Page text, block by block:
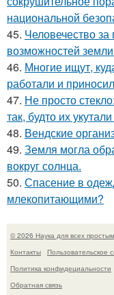
национальной
45. Человечество
возможностей
46. Многие ищут,
работали и
47. Не просто
так, будто их
48. Вендские
49. Земля могла
вокруг солнца.
50. Спасение в
млекопитающими?
© 2026 Наука для всех
Контакты
Пользовательское
Политика конфидециальности
Обратная связь